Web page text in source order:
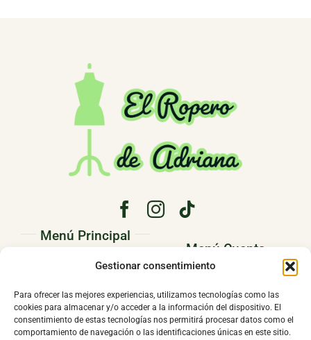
Gestionar consentimiento
Para ofrecer las mejores experiencias, utilizamos tecnologías como las
cookies para almacenar y/o acceder a la información del dispositivo. El
consentimiento de estas tecnologías nos permitirá procesar datos como el
comportamiento de navegación o las identificaciones únicas en este sitio.
Menú Principal
PRINCIPAL
CONÓCENOS
TIENDA
Menú Cuenta
Direcciones
Mi cuenta